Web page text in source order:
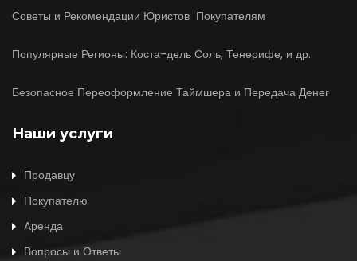
Советы и Рекомендации Юристов Покупателям
Популярные Регионы: Коста-дель Соль, Тенерифе, и др.
Безопасное Переоформление Таймшера и Передача Денег
Наши услуги
Продавцу
Покупателю
Aренда
Вопросы и Ответы